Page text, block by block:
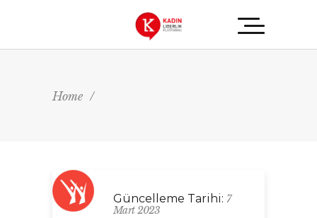
Home /
Güncelleme Tarihi: 7
Mart 2023